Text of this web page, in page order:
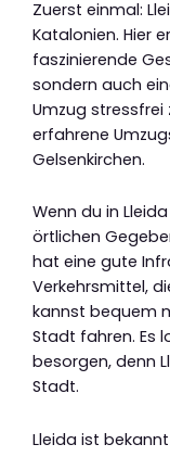
Zuerst einmal:
Katalonien. Hier
faszinierende
sondern auch
Umzug
erfahrene
Gelsenkirchen.
Wenn du in
örtlichen
hat eine gute
Verkehrsmittel,
kannst bequem
Stadt fahren. Es
besorgen, denn
Stadt.
Lleida ist